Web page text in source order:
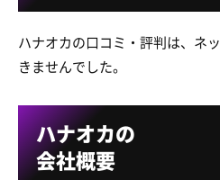
ハナオカの口コミ・評判は、ネ
きませんでした。
ハナオカの
会社概要